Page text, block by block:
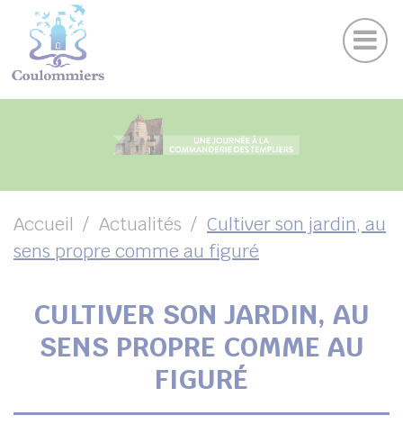
( AU QUOTIDIEN )
( FAMILLE )
( ENVIRONNEMENT ET URBANISME )
ActuPublications
Suivez-nous sur Facebook
Suivez-nous sur Instagram
Suivez-nous sur Twitter
Suivez-nous sur Youtube
Accueil Actualités
Cultiver son jardin, au
sens propre comme au figuré
CULTIVER SON JARDIN, AU
SENS PROPRE COMME AU
FIGURÉ
Panneau de gestion des cookies